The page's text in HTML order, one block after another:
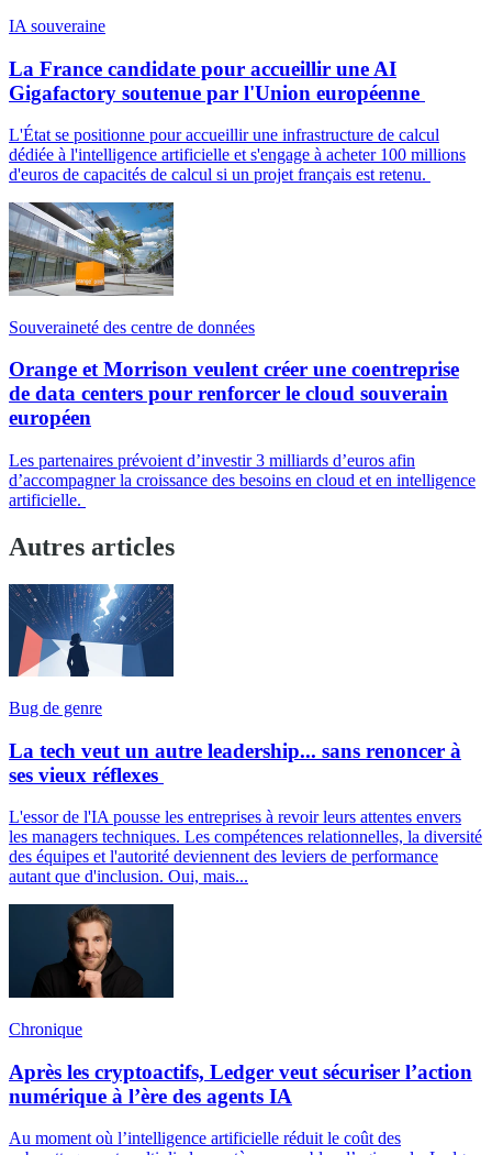
IA souveraine
La France candidate pour accueillir une AI
Gigafactory soutenue par l'Union européenne
L'État se positionne pour accueillir une infrastructure de calcul
dédiée à l'intelligence artificielle et s'engage à acheter 100 millions
d'euros de capacités de calcul si un projet français est retenu.
Souveraineté des centre de données
Orange et Morrison veulent créer une coentreprise
de data centers pour renforcer le cloud souverain
européen
Les partenaires prévoient d’investir 3 milliards d’euros afin
d’accompagner la croissance des besoins en cloud et en intelligence
artificielle.
Autres articles
Bug de genre
La tech veut un autre leadership... sans renoncer à
ses vieux réflexes
L'essor de l'IA pousse les entreprises à revoir leurs attentes envers
les managers techniques. Les compétences relationnelles, la diversité
des équipes et l'autorité deviennent des leviers de performance
autant que d'inclusion. Oui, mais...
Chronique
Après les cryptoactifs, Ledger veut sécuriser l’action
numérique à l’ère des agents IA
Au moment où l’intelligence artificielle réduit le coût des